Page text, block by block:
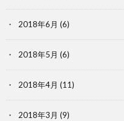
2018年6月 (6)
2018年5月 (6)
2018年4月 (11)
2018年3月 (9)